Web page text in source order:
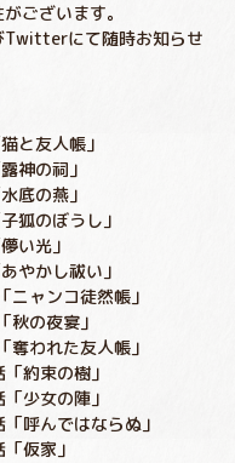
ございます。
Twitterにて随時お知らせ
と友人帳」
神の祠」
底の燕」
狐のぼうし」
い光」
やかし祓い」
ャンコ徒然帳」
の夜宴」
われた友人帳」
約束の樹」
少女の陣」
呼んではならぬ」
仮家」